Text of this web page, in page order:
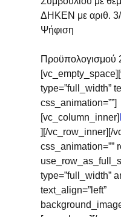
ΔΗΚΕΝ με αριθ. 3/
Ψήφιση
Προϋπολογισμού
type=”full_width”
css_animation=””]
[vc_column_inner]
][/vc_row_inner][/
css_animation=””
type=”full_width”
text_align=”left”